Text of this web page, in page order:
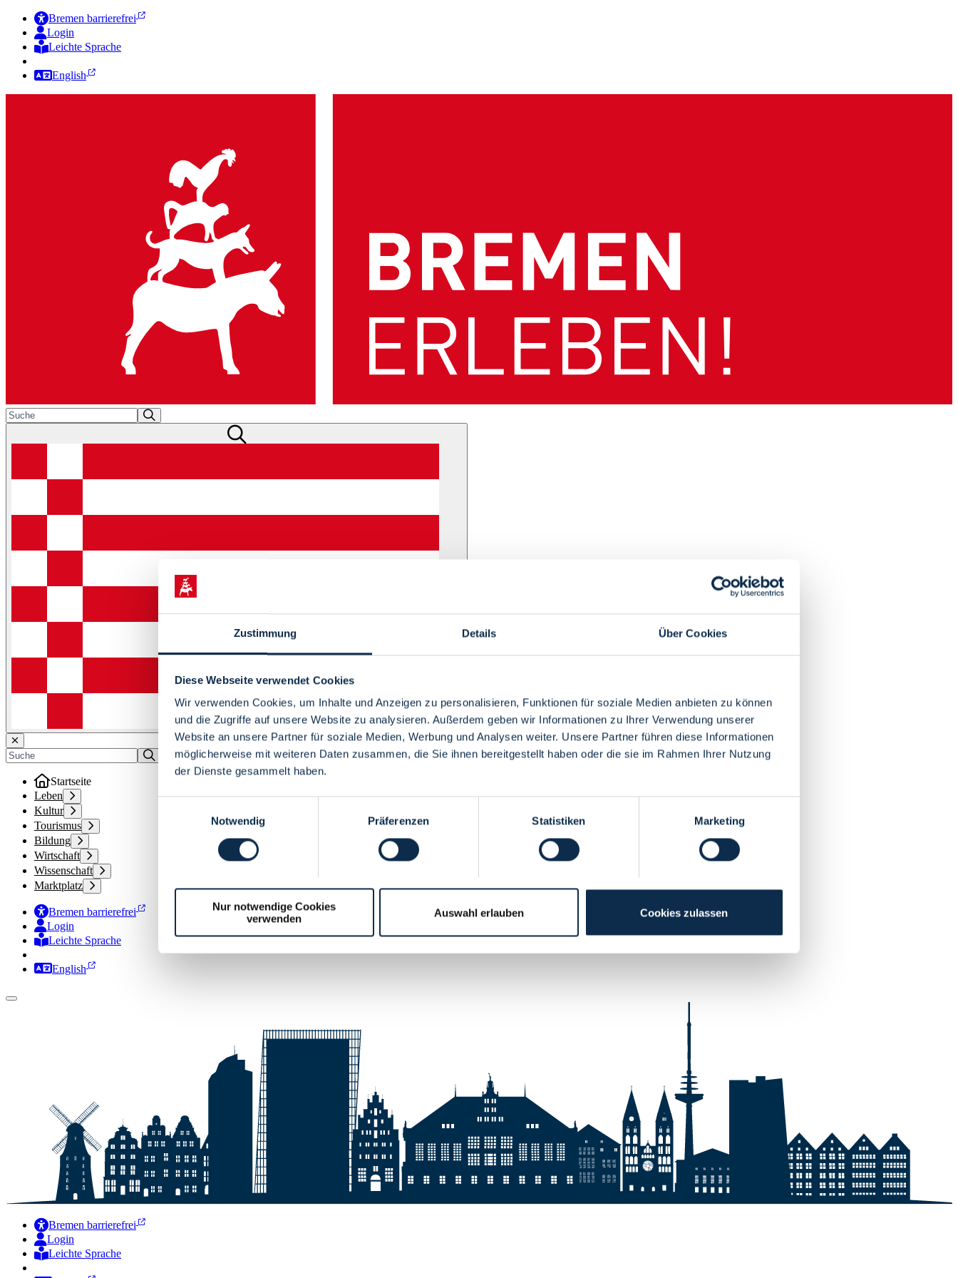
Zustimmung Details Über Cookies
Diese Webseite verwendet Cookies
Wir verwenden Cookies, um Inhalte und Anzeigen zu personalisieren, Funktionen für soziale Medien anbieten zu können
und die Zugriffe auf unsere Website zu analysieren. Außerdem geben wir Informationen zu Ihrer Verwendung unserer
Website an unsere Partner für soziale Medien, Werbung und Analysen weiter. Unsere Partner führen diese Informationen
möglicherweise mit weiteren Daten zusammen, die Sie ihnen bereitgestellt haben oder die sie im Rahmen Ihrer Nutzung
der Dienste gesammelt haben.
Notwendig
Präferenzen Statistiken Marketing
Nur notwendige Cookies
verwenden
Auswahl erlauben Cookies zulassen
Bremen barrierefrei
Login
Leichte Sprache
English
Menü
Startseite
Leben
Kultur
Tourismus
Bildung
Wirtschaft
Wissenschaft
Marktplatz
Bremen barrierefrei
Login
Leichte Sprache
Zur Deutschen Gebärdensprache
English
Bremen barrierefrei
Login
Leichte Sprache